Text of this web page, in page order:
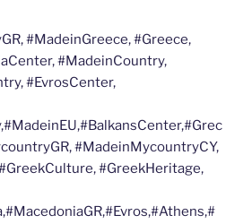
#MadeinGreece, #Greece,
#MadeinCountry,
#EvrosCenter,
#MadeinMycountryCY,
#GreekHeritage,